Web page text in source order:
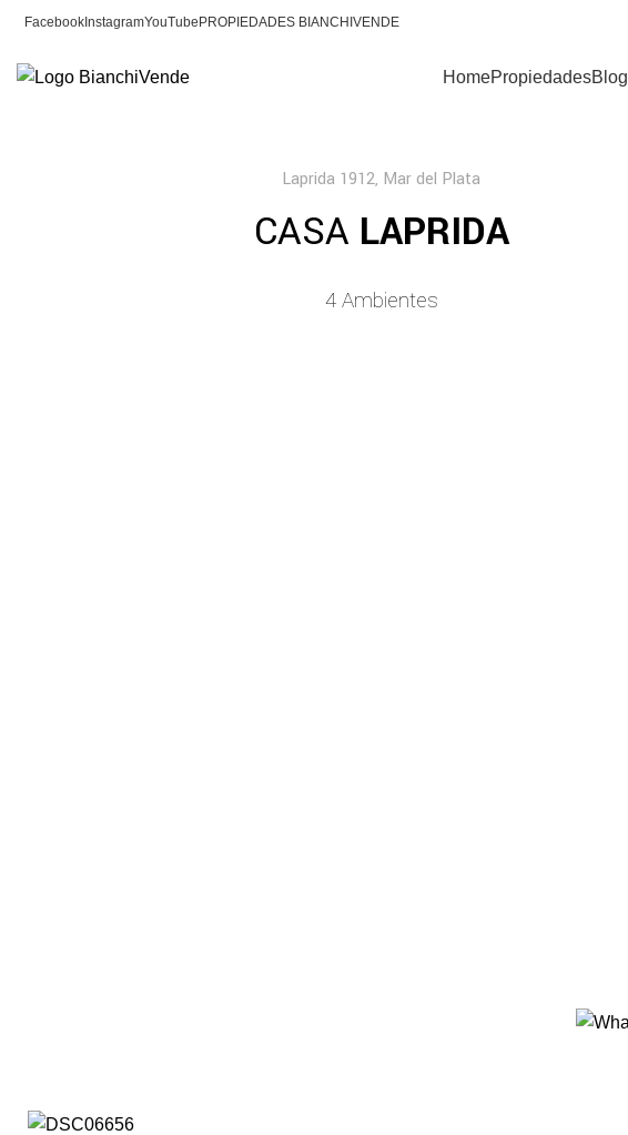
Facebook InstagramYouTube PROPIEDADES BIANCHIVENDE
HomePropiedadesBlog
Laprida 1912, Mar del Plata
CASA LAPRIDA
4 Ambientes